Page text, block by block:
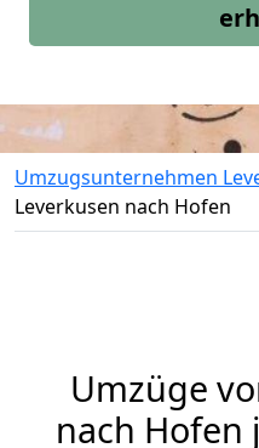
Umzugsunternehmen
Leverkusen nach Hofen
Umzüge
nach Hofen